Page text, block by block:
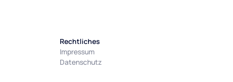
Rechtliches
Impressum
Datenschutz